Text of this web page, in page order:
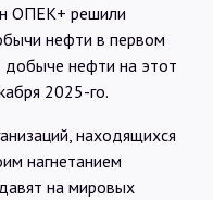
ОПЕК+ решили
нефти в первом
добыче нефти на этот
2025-го.
находящихся
нагнетанием
на мировых